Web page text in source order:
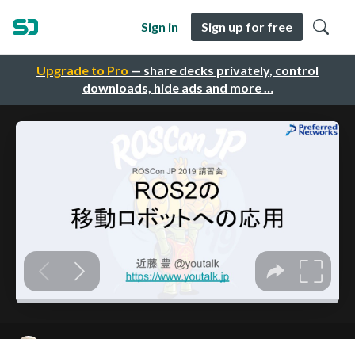
Upgrade to Pro — share decks privately, control
downloads, hide ads and more …
Sign in Sign up for free